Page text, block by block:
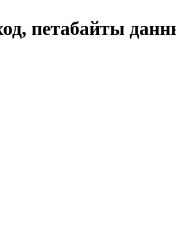
петабайты